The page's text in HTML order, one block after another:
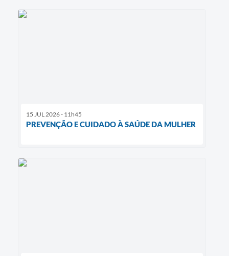
15 JUL 2026 - 11h45
PREVENÇÃO E CUIDADO À SAÚDE DA MULHER